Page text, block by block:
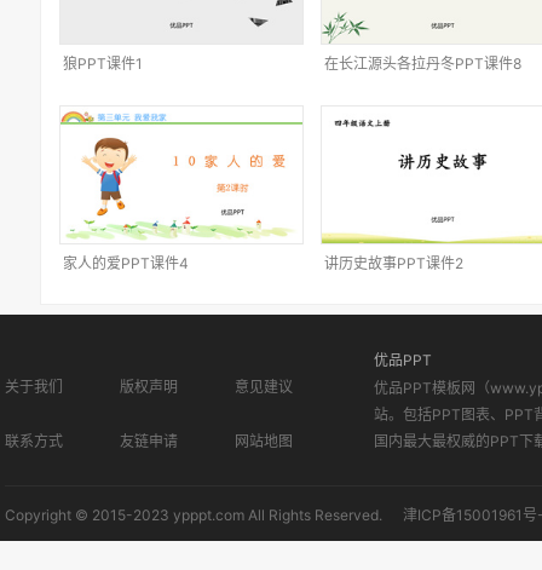
狼PPT课件1 在长江源头各拉丹冬PPT课件8
家人的爱PPT课件4 讲历史故事PPT课件2
关于我们 版权声明 意见建议
联系方式 友链申请 网站地图
优品PPT
优品PPT模板网（
站。包括PPT图表、PPT
国内最大最权威的PPT下
Copyright © 2015-2023 ypppt.com All Rights Reserved. 津ICP备15001961号